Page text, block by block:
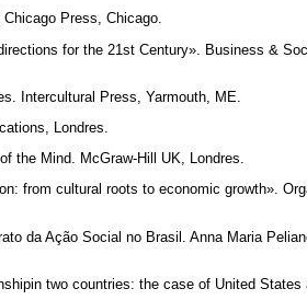
Press, Chicago.
for the 21st Century». Business &
Intercultural Press, Yarmouth, ME.
Londres.
the Mind. McGraw-Hill UK, Londres.
from cultural roots to economic growth».
da Ação Social no Brasil. Anna Maria
two countries: the case of United States